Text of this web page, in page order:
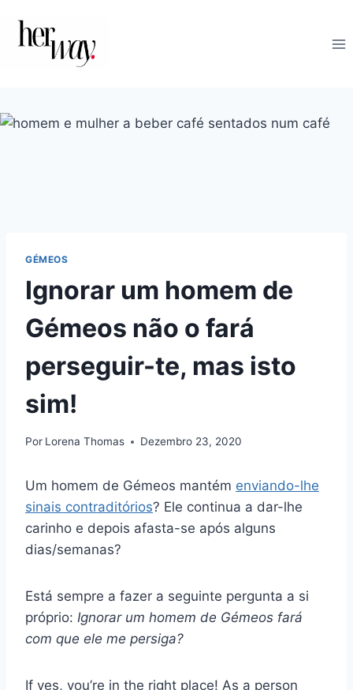
GÉMEOS
Ignorar um homem de
Gémeos não o fará
perseguir-te, mas isto
sim!
Por Lorena Thomas Dezembro 23, 2020
Um homem de Gémeos mantém enviando-lhe
sinais contraditórios? Ele continua a dar-lhe
carinho e depois afasta-se após alguns
dias/semanas?
Está sempre a fazer a seguinte pergunta a si
próprio: Ignorar um homem de Gémeos fará
com que ele me persiga?
If yes, you’re in the right place! As a person